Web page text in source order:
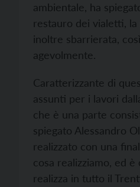
ambientale, ha
restauro dei vialetti, la
inoltre sbarrierata,
agevolmente.
Caratterizzante di
assunti per i lavori
che è una parte
spiegato Alessandro
realizzato con una
cosa realizziamo, ed
realizza in tutto il